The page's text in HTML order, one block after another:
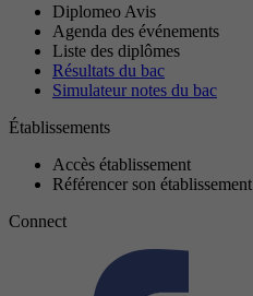
Diplomeo Avis
Agenda des événements
Liste des diplômes
Résultats du bac
Simulateur notes du bac
Établissements
Accès établissement
Référencer son établissement
Connect